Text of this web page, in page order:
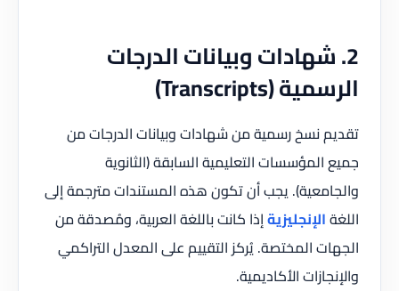
2. شهادات وبيانات الدرجات
الرسمية (Transcripts)
تقديم نسخ رسمية من شهادات وبيانات الدرجات من
جميع المؤسسات التعليمية السابقة (الثانوية
والجامعية). يجب أن تكون هذه المستندات مترجمة إلى
اللغةالإنجليزيةإذا كانت باللغة العربية، ومُصدقة من
الجهات المختصة. يُركز التقييم على المعدل التراكمي
والإنجازات الأكاديمية.